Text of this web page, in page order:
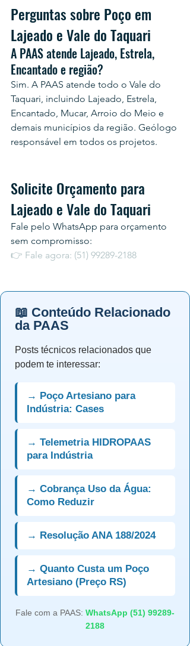
Perguntas sobre Poço em
Lajeado e Vale do Taquari
A PAAS atende Lajeado, Estrela,
Encantado e região?
Sim. A PAAS atende todo o Vale do
Taquari, incluindo Lajeado, Estrela,
Encantado, Mucar, Arroio do Meio e
demais municípios da região. Geólogo
responsável em todos os projetos.
Solicite Orçamento para
Lajeado e Vale do Taquari
Fale pelo WhatsApp para orçamento
sem compromisso:
👉 Fale agora: (51) 99289-2188
📖 Conteúdo Relacionado
da PAAS
Posts técnicos relacionados que
podem te interessar:
→ Poço Artesiano para
Indústria: Cases
→ Telemetria HIDROPAAS
para Indústria
→ Cobrança Uso da Água:
Como Reduzir
→ Resolução ANA 188/2024
→ Quanto Custa um Poço
Artesiano (Preço RS)
Fale com a PAAS: WhatsApp (51) 99289-
2188